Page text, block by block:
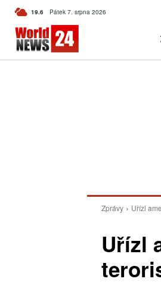
19.6 C Czech
Pátek 7. srpna 2026
Zprávy Uřízl
Uřízl